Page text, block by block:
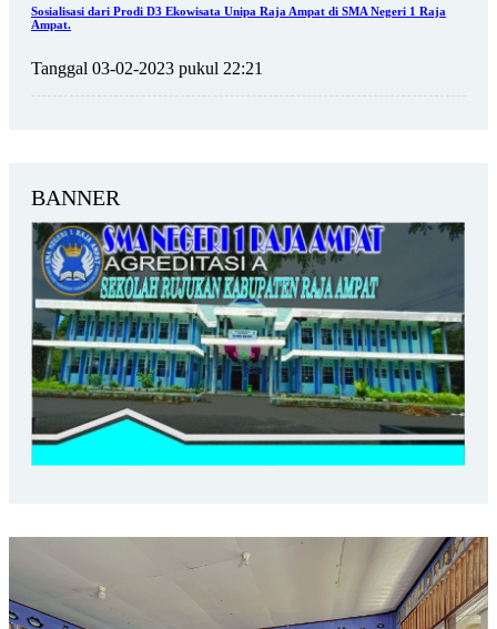
Sosialisasi dari Prodi D3 Ekowisata Unipa Raja Ampat di SMA Negeri 1 Raja
Ampat.
Tanggal 03-02-2023 pukul 22:21
BANNER